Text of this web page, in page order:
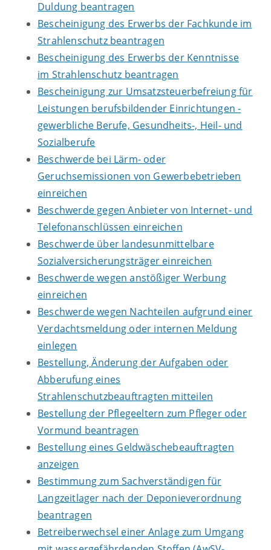
Duldung beantragen
Bescheinigung des Erwerbs der Fachkunde im
Strahlenschutz beantragen
Bescheinigung des Erwerbs der Kenntnisse
im Strahlenschutz beantragen
Bescheinigung zur Umsatzsteuerbefreiung für
Leistungen berufsbildender Einrichtungen -
gewerbliche Berufe, Gesundheits-, Heil- und
Sozialberufe
Beschwerde bei Lärm- oder
Geruchsemissionen von Gewerbebetrieben
einreichen
Beschwerde gegen Anbieter von Internet- und
Telefonanschlüssen einreichen
Beschwerde über landesunmittelbare
Sozialversicherungsträger einreichen
Beschwerde wegen anstößiger Werbung
einreichen
Beschwerde wegen Nachteilen aufgrund einer
Verdachtsmeldung oder internen Meldung
einlegen
Bestellung, Änderung der Aufgaben oder
Abberufung eines
Strahlenschutzbeauftragten mitteilen
Bestellung der Pflegeeltern zum Pfleger oder
Vormund beantragen
Bestellung eines Geldwäschebeauftragten
anzeigen
Bestimmung zum Sachverständigen für
Langzeitlager nach der Deponieverordnung
beantragen
Betreiberwechsel einer Anlage zum Umgang